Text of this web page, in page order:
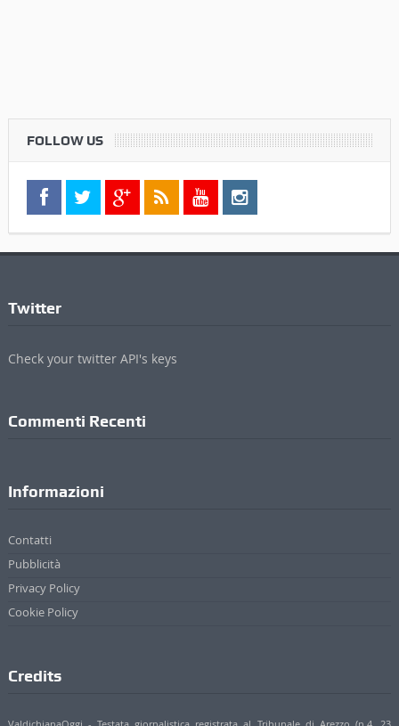
FOLLOW US
Twitter
Check your twitter API's keys
Commenti Recenti
Informazioni
Contatti
Pubblicità
Privacy Policy
Cookie Policy
Credits